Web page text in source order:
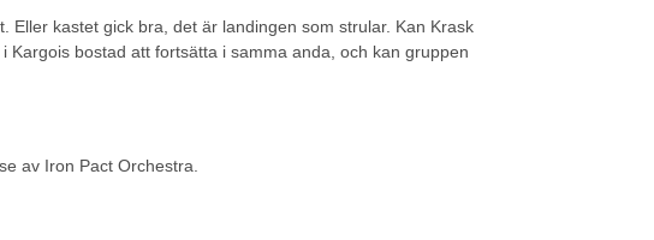
Eller kastet gick bra, det är landingen som strular. Kan Krask
bostad att fortsätta i samma anda, och kan gruppen
av Iron Pact Orchestra.